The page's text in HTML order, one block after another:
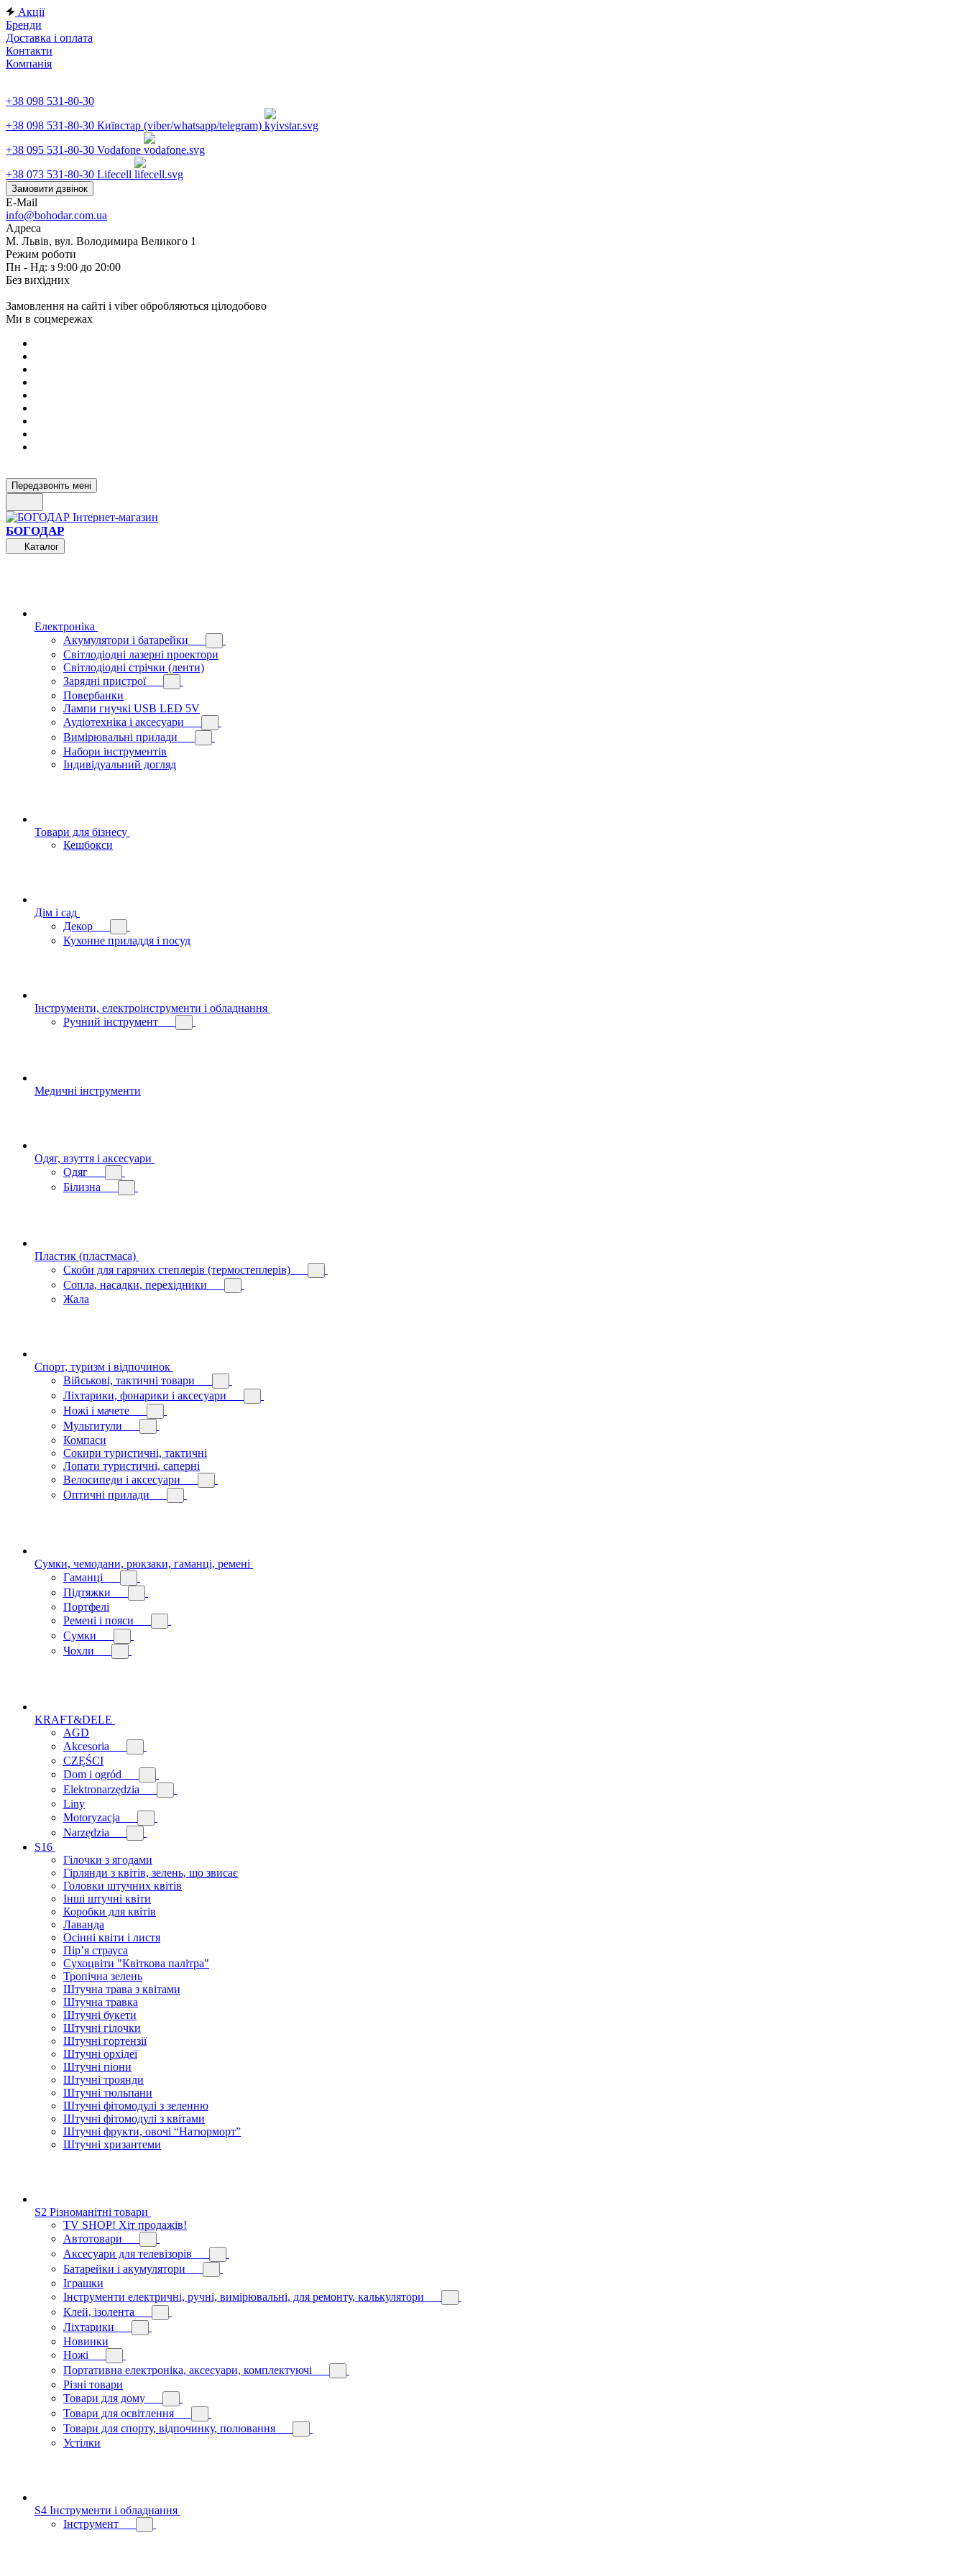
Акції
Бренди
Доставка і оплата
Контакти
Компанія
+38 098 531-80-30
+38 098 531-80-30 Київстар (viber/whatsapp/telegram)
+38 095 531-80-30 Vodafone
+38 073 531-80-30 Lifecell
Замовити дзвінок
E-Mail
info@bohodar.com.ua
Адреса
М. Львів, вул. Володимира Великого 1
Режим роботи
Пн - Нд: з 9:00 до 20:00
Без вихідних
Замовлення на сайті і viber обробляються цілодобово
Ми в соцмережах
Передзвоніть мені
БОГОДАР
Каталог
Електроніка
Акумулятори і батарейки
Світлодіодні лазерні проектори
Світлодіодні стрічки (ленти)
Зарядні пристрої
Повербанки
Лампи гнучкі USB LED 5V
Аудіотехніка і аксесуари
Вимірювальні прилади
Набори інструментів
Індивідуальний догляд
Товари для бізнесу
Кешбокси
Дім і сад
Декор
Кухонне приладдя і посуд
Інструменти, електроінструменти і обладнання
Ручний інструмент
Медичні інструменти
Одяг, взуття і аксесуари
Одяг
Білизна
Пластик (пластмаса)
Скоби для гарячих степлерів (термостеплерів)
Сопла, насадки, перехідники
Жала
Спорт, туризм і відпочинок
Військові, тактичні товари
Ліхтарики, фонарики і аксесуари
Ножі і мачете
Мультитули
Компаси
Сокири туристичні, тактичні
Лопати туристичні, саперні
Велосипеди і аксесуари
Оптичні прилади
Сумки, чемодани, рюкзаки, гаманці, ремені
Гаманці
Підтяжки
Портфелі
Ремені і пояси
Сумки
Чохли
KRAFT&DELE
AGD
Akcesoria
CZĘŚCI
Dom i ogród
Elektronarzędzia
Liny
Motoryzacja
Narzędzia
S16
Гілочки з ягодами
Гірлянди з квітів, зелень, що звисає
Головки штучних квітів
Інші штучні квіти
Коробки для квітів
Лаванда
Осінні квіти і листя
Пір’я страуса
Сухоцвіти "Квіткова палітра"
Тропічна зелень
Штучна трава з квітами
Штучна травка
Штучні букети
Штучні гілочки
Штучні гортензії
Штучні орхідеї
Штучні піони
Штучні троянди
Штучні тюльпани
Штучні фітомодулі з зеленню
Штучні фітомодулі з квітами
Штучні фрукти, овочі “Натюрморт”
Штучні хризантеми
S2 Різноманітні товари
TV SHOP! Хіт продажів!
Автотовари
Аксесуари для телевізорів
Батарейки і акумулятори
Іграшки
Інструменти електричні, ручні, вимірювальні, для ремонту, калькулятори
Клей, ізолента
Ліхтарики
Новинки
Ножі
Портативна електроніка, аксесуари, комплектуючі
Різні товари
Товари для дому
Товари для освітлення
Товари для спорту, відпочинку, полювання
Устілки
S4 Інструменти і обладнання
Інструмент